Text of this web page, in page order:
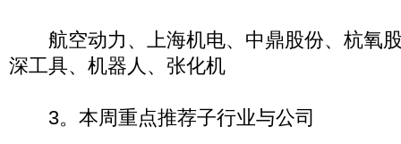
航空动力、上海机电、中鼎股份、杭氧
深工具、机器人、张化机
3。本周重点推荐子行业与公司